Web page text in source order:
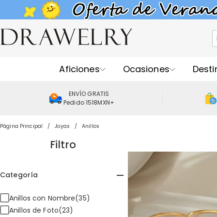
Aficiones Ocasiones
ENVÍO GRATIS
Pedido 1518MXN+
Página Principal Joyas Anillos
Filtro
Categoría
Anillos con Nombre(35)
Anillos de Foto(23)